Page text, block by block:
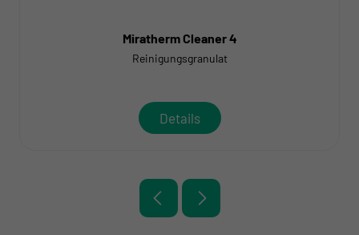
Miratherm Cleaner 4
Reinigungsgranulat
Details